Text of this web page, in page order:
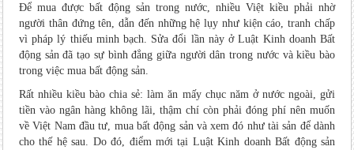
Để mua được bất động sản trong nước, nhiều Việt kiều phải nhờ
người thân đứng tên, dẫn đến những hệ lụy như kiện cáo, tranh chấp
vì pháp lý thiếu minh bạch. Sửa đổi lần này ở Luật Kinh doanh Bất
động sản đã tạo sự bình đẳng giữa người dân trong nước và kiều bào
trong việc mua bất động sản.
Rất nhiều kiều bào chia sẻ: làm ăn mấy chục năm ở nước ngoài, gửi
tiền vào ngân hàng không lãi, thậm chí còn phải đóng phí nên muốn
về Việt Nam đầu tư, mua bất động sản và xem đó như tài sản để dành
cho thế hệ sau. Do đó, điểm mới tại Luật Kinh doanh Bất động sản